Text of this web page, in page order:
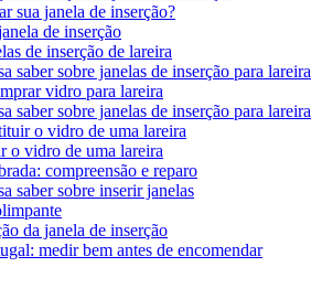
sua janela de inserção?
de inserção
de inserção de lareira
saber sobre janelas de inserção para lareira
vidro para lareira
saber sobre janelas de inserção para lareira
o vidro de uma lareira
o vidro de uma lareira
compreensão e reparo
saber sobre inserir janelas
da janela de inserção
medir bem antes de encomendar